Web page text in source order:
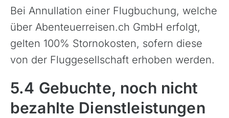
Bei Annullation einer Flugbuchung, welche
über Abenteuerreisen.ch GmbH erfolgt,
gelten 100% Stornokosten, sofern diese
von der Fluggesellschaft erhoben werden.
5.4 Gebuchte, noch nicht
bezahlte Dienstleistungen